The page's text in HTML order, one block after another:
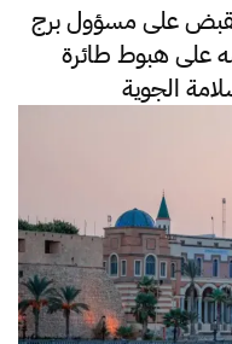
على مسؤول برج
على هبوط طائرة
الجوية